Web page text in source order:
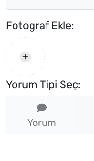
Fotograf Ekle:
Yorum Tipi Seç:
Yorum